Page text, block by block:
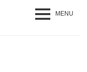
MENU